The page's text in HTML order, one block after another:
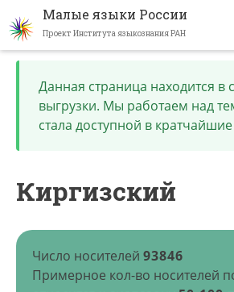
Перейти
основному
содержанию
Малые языки России
Проект Института языкознания РАН
Данная страница находится в
выгрузки. Мы работаем над
стала доступной в
Киргизский
Число носителей 93846
Примерное кол-во носителей